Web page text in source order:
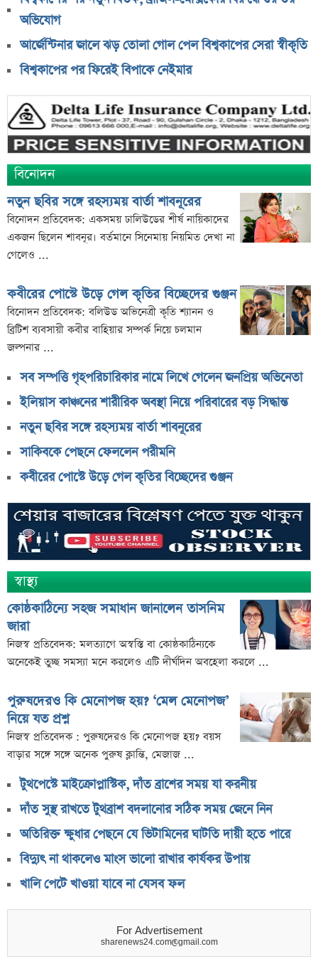
অভিযোগ
আর্জেন্টিনার জালে ঝড় তোলা গোল পেল বিশ্বকাপের সেরা স্বীকৃতি
বিশ্বকাপের পর ফিরেই বিপাকে নেইমার
বিনোদন
নতুন ছবির সঙ্গে রহস্যময় বার্তা শাবনূরের
বিনোদন প্রতিবেদক: একসময় ঢালিউডের শীর্ষ নায়িকাদের
একজন ছিলেন শাবনূর। বর্তমানে সিনেমায় নিয়মিত দেখা না
গেলেও ...
কবীরের পোস্টে উড়ে গেল কৃতির বিচ্ছেদের গুঞ্জন
বিনোদন প্রতিবেদক: বলিউড অভিনেত্রী কৃতি শ্যানন ও
ব্রিটিশ ব্যবসায়ী কবীর বাহিয়ার সম্পর্ক নিয়ে চলমান
জল্পনার ...
সব সম্পত্তি গৃহপরিচারিকার নামে লিখে গেলেন জনপ্রিয় অভিনেতা
ইলিয়াস কাঞ্চনের শারীরিক অবস্থা নিয়ে পরিবারের বড় সিদ্ধান্ত
নতুন ছবির সঙ্গে রহস্যময় বার্তা শাবনূরের
সাকিবকে পেছনে ফেললেন পরীমনি
কবীরের পোস্টে উড়ে গেল কৃতির বিচ্ছেদের গুঞ্জন
স্বাস্থ্য
কোষ্ঠকাঠিন্যে সহজ সমাধান জানালেন তাসনিম
জারা
নিজস্ব প্রতিবেদক: মলত্যাগে অস্বস্তি বা কোষ্ঠকাঠিন্যকে
অনেকেই তুচ্ছ সমস্যা মনে করলেও এটি দীর্ঘদিন অবহেলা করলে ...
পুরুষদেরও কি মেনোপজ হয়? ‘মেল মেনোপজ’
নিয়ে যত প্রশ্ন
নিজস্ব প্রতিবেদক : পুরুষদেরও কি মেনোপজ হয়? বয়স
বাড়ার সঙ্গে সঙ্গে অনেক পুরুষ ক্লান্তি, মেজাজ ...
টুথপেস্টে মাইক্রোপ্লাস্টিক, দাঁত ব্রাশের সময় যা করনীয়
দাঁত সুস্থ রাখতে টুথব্রাশ বদলানোর সঠিক সময় জেনে নিন
অতিরিক্ত ক্ষুধার পেছনে যে ভিটামিনের ঘাটতি দায়ী হতে পারে
বিদ্যুৎ না থাকলেও মাংস ভালো রাখার কার্যকর উপায়
খালি পেটে খাওয়া যাবে না যেসব ফল
For Advertisement
sharenews24.com@gmail.com